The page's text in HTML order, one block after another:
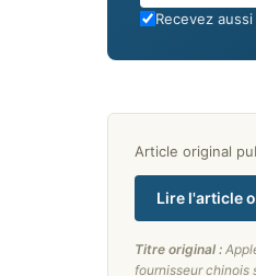
Email
Recevez
Article original
Lire l'article
Titre original :
fournisseur chinois